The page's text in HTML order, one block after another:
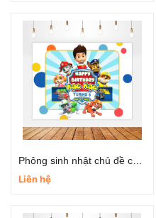
Liên hệ